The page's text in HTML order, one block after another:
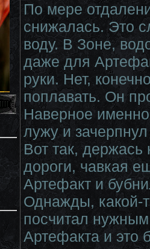
По мере
снижалась. Это
воду. В Зоне,
даже для
руки. Нет,
поплавать. Он
Наверное именно
лужу и
Вот так, держась
дороги, чавкая
Артефакт и
Однажды, какой-
посчитал
Артефакта и это